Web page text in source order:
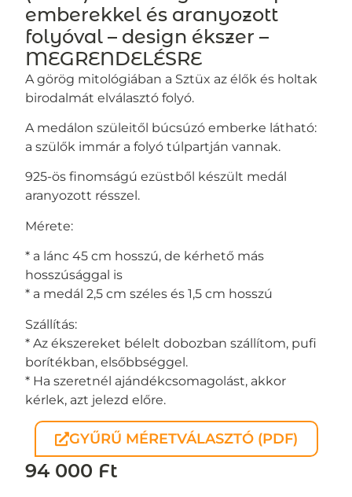
emberekkel és aranyozott
folyóval – design ékszer –
MEGRENDELÉSRE
A görög mitológiában a Sztüx az élők és holtak
birodalmát elválasztó folyó.
A medálon szüleitől búcsúzó emberke látható:
a szülők immár a folyó túlpartján vannak.
925-ös finomságú ezüstből készült medál
aranyozott résszel.
Mérete:
* a lánc 45 cm hosszú, de kérhető más
hosszúsággal is
* a medál 2,5 cm széles és 1,5 cm hosszú
Szállítás:
* Az ékszereket bélelt dobozban szállítom, pufi
borítékban, elsőbbséggel.
* Ha szeretnél ajándékcsomagolást, akkor
kérlek, azt jelezd előre.
GYŰRŰ MÉRETVÁLASZTÓ (PDF)
94 000 Ft